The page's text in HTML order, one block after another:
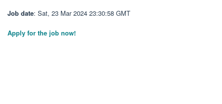
Job date: Sat, 23 Mar 2024 23:30:58 GMT
Apply for the job now!